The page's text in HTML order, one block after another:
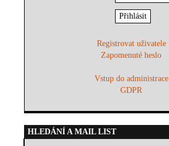
Registrovat uživatele
Zapomenuté heslo
Vstup do administrace
GDPR
HLEDÁNÍ A MAIL LIST